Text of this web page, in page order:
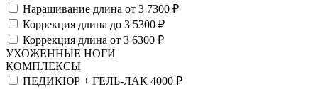
Наращивание длина от 3 7300 ₽
Коррекция длина до 3 5300 ₽
Коррекция длина от 3 6300 ₽
УХОЖЕННЫЕ НОГИ
КОМПЛЕКСЫ
ПЕДИКЮР + ГЕЛЬ-ЛАК 4000 ₽